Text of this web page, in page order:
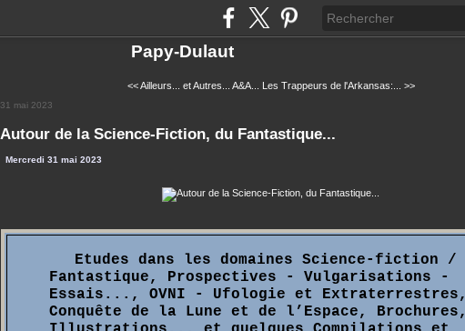
Papy-Dulaut
<< Ailleurs... et Autres... A&A... Les Trappeurs de l'Arkansas:... >>
31 mai 2023
Autour de la Science-Fiction, du Fantastique...
Mercredi 31 mai 2023
Etudes dans les domaines Science-fiction /
Fantastique, Prospectives - Vulgarisations -
Essais..., OVNI - Ufologie et Extraterrestres,
Conquête de la Lune et de l’Espace, Brochures,